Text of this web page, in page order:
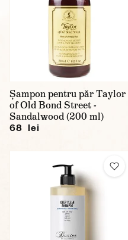
Șampon pentru păr Taylor
of Old Bond Street -
Sandalwood (200 ml)
68 lei